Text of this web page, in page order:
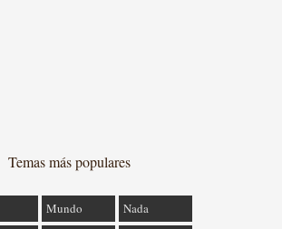
Temas más populares
Mundo
Nada